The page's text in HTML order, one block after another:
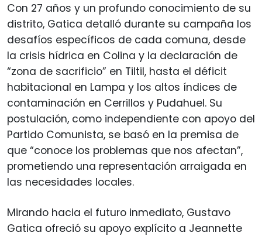
Con 27 años y un profundo conocimiento de su
distrito, Gatica detalló durante su campaña los
desafíos específicos de cada comuna, desde
la crisis hídrica en Colina y la declaración de
“zona de sacrificio” en Tiltil, hasta el déficit
habitacional en Lampa y los altos índices de
contaminación en Cerrillos y Pudahuel. Su
postulación, como independiente con apoyo del
Partido Comunista, se basó en la premisa de
que “conoce los problemas que nos afectan”,
prometiendo una representación arraigada en
las necesidades locales.
Mirando hacia el futuro inmediato, Gustavo
Gatica ofreció su apoyo explícito a Jeannette